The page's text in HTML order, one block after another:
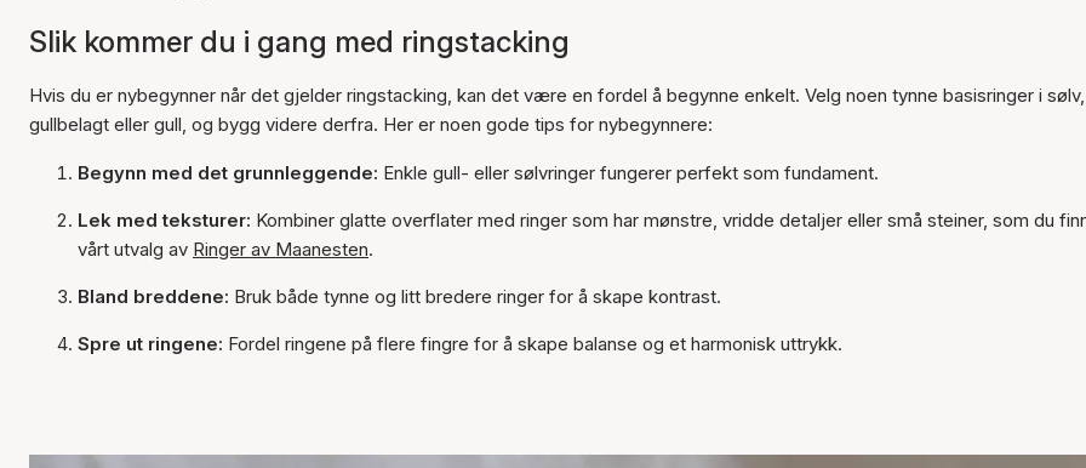
Slik kommer du i gang med ringstacking
Hvis du er nybegynner når det gjelder ringstacking, kan det være en fordel å begynne enkelt. Velg noen tynne basisringer i sølv,
gullbelagt eller gull, og bygg videre derfra. Her er noen gode tips for nybegynnere:
Begynn med det grunnleggende: Enkle gull- eller sølvringer fungerer perfekt som fundament.
Lek med teksturer: Kombiner glatte overflater med ringer som har mønstre, vridde detaljer eller små steiner, som du
vårt utvalg av Ringer av Maanesten.
Bland breddene: Bruk både tynne og litt bredere ringer for å skape kontrast.
Spre ut ringene: Fordel ringene på flere fingre for å skape balanse og et harmonisk uttrykk.